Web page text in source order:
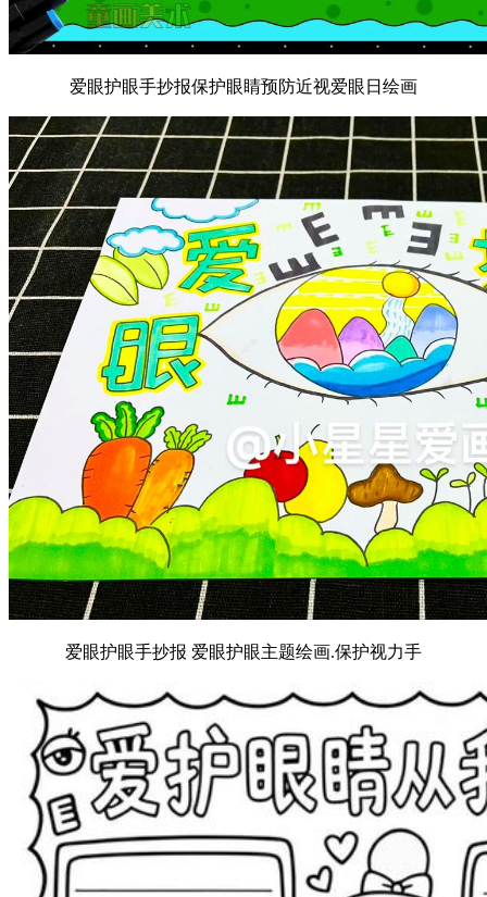
爱眼护眼手抄报保护眼睛预防近视爱眼日绘画
爱眼护眼手抄报 爱眼护眼主题绘画.保护视力手